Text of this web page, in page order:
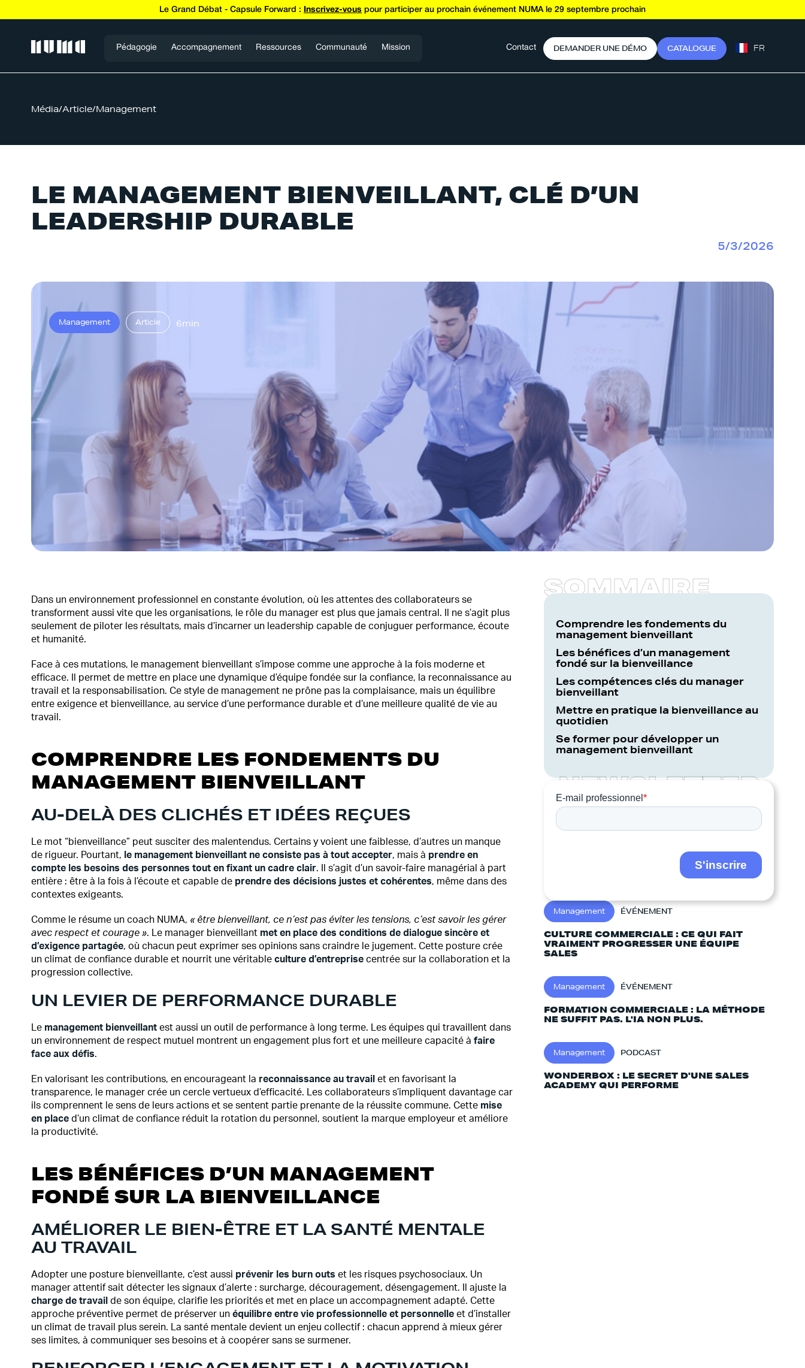
Le Grand Débat - Capsule Forward : Inscrivez-vous pour participer au prochain événement NUMA le 29 septembre prochain
Pédagogie Accompagnement Ressources Communauté Mission Contact DEMANDER UNE DÉMO CATALOGUE FR
Média/Article/Management
LE MANAGEMENT BIENVEILLANT, CLÉ D’UN
LEADERSHIP DURABLE
5/3/2026
Management Article 6min
Dans un environnement professionnel en constante évolution, où les attentes des collaborateurs se
transforment aussi vite que les organisations, le rôle du manager est plus que jamais central. Il ne s’agit plus
seulement de piloter les résultats, mais d’incarner un leadership capable de conjuguer performance, écoute
et humanité.
Face à ces mutations, le management bienveillant s’impose comme une approche à la fois moderne et
efficace. Il permet de mettre en place une dynamique d’équipe fondée sur la confiance, la reconnaissance au
travail et la responsabilisation. Ce style de management ne prône pas la complaisance, mais un équilibre
entre exigence et bienveillance, au service d’une performance durable et d’une meilleure qualité de vie au
travail.
COMPRENDRE LES FONDEMENTS DU
MANAGEMENT BIENVEILLANT
AU-DELÀ DES CLICHÉS ET IDÉES REÇUES
Le mot “bienveillance” peut susciter des malentendus. Certains y voient une faiblesse, d’autres un manque
de rigueur. Pourtant, le management bienveillant ne consiste pas à tout accepter, mais à prendre en
compte les besoins des personnes tout en fixant un cadre clair. Il s’agit d’un savoir-faire managérial à part
entière : être à la fois à l’écoute et capable de prendre des décisions justes et cohérentes, même dans des
contextes exigeants.
Comme le résume un coach NUMA, « être bienveillant, ce n’est pas éviter les tensions, c’est savoir les gérer
avec respect et courage ». Le manager bienveillant met en place des conditions de dialogue sincère et
d’exigence partagée, où chacun peut exprimer ses opinions sans craindre le jugement. Cette posture crée
un climat de confiance durable et nourrit une véritable culture d’entreprise centrée sur la collaboration et la
progression collective.
UN LEVIER DE PERFORMANCE DURABLE
Le management bienveillant est aussi un outil de performance à long terme. Les équipes qui travaillent dans
un environnement de respect mutuel montrent un engagement plus fort et une meilleure capacité à faire
face aux défis.
En valorisant les contributions, en encourageant la reconnaissance au travail et en favorisant la
transparence, le manager crée un cercle vertueux d’efficacité. Les collaborateurs s’impliquent davantage car
ils comprennent le sens de leurs actions et se sentent partie prenante de la réussite commune. Cette mise
en place d’un climat de confiance réduit la rotation du personnel, soutient la marque employeur et améliore
la productivité.
LES BÉNÉFICES D’UN MANAGEMENT
FONDÉ SUR LA BIENVEILLANCE
AMÉLIORER LE BIEN-ÊTRE ET LA SANTÉ MENTALE
AU TRAVAIL
Adopter une posture bienveillante, c’est aussi prévenir les burn outs et les risques psychosociaux. Un
manager attentif sait détecter les signaux d’alerte : surcharge, découragement, désengagement. Il ajuste la
charge de travail de son équipe, clarifie les priorités et met en place un accompagnement adapté. Cette
approche préventive permet de préserver un équilibre entre vie professionnelle et personnelle et d’installer
un climat de travail plus serein. La santé mentale devient un enjeu collectif : chacun apprend à mieux gérer
ses limites, à communiquer ses besoins et à coopérer sans se surmener.
Comprendre les fondements du
management bienveillant
Les bénéfices d’un management
fondé sur la bienveillance
Les compétences clés du manager
bienveillant
Mettre en pratique la bienveillance au
quotidien
Se former pour développer un
management bienveillant
SOMMAIRE
NEWSLETTER
Management ÉVÉNEMENT
CULTURE COMMERCIALE : CE QUI FAIT
VRAIMENT PROGRESSER UNE ÉQUIPE
SALES
Management ÉVÉNEMENT
FORMATION COMMERCIALE : LA MÉTHODE
NE SUFFIT PAS. L'IA NON PLUS.‍
Management PODCAST
WONDERBOX : LE SECRET D'UNE SALES
ACADEMY QUI PERFORME